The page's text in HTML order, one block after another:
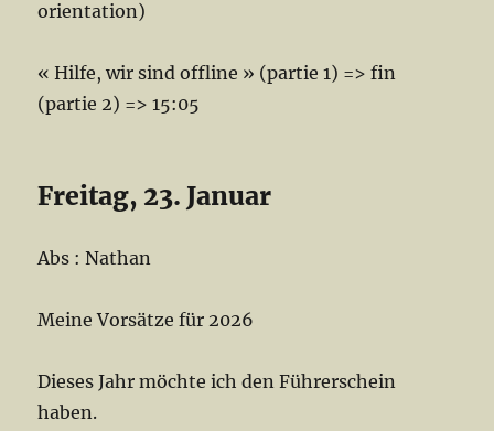
orientation)
« Hilfe, wir sind offline » (partie 1) => fin
(partie 2) => 15:05
Freitag, 23. Januar
Abs : Nathan
Meine Vorsätze für 2026
Dieses Jahr möchte ich den Führerschein
haben.